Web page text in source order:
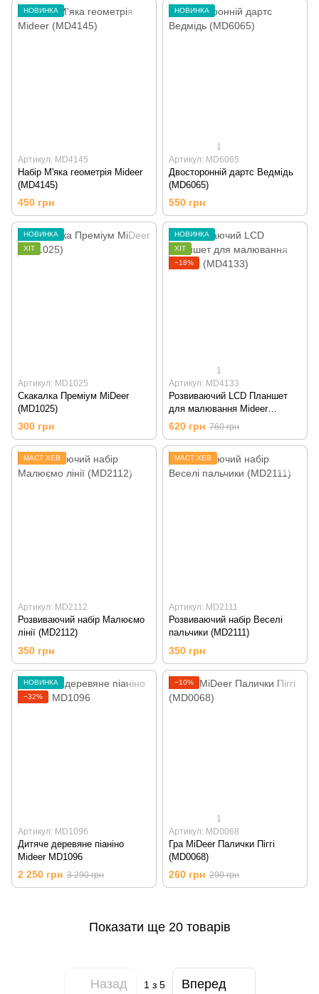
НОВИНКА
Артикул: MD4145
Набір М'яка геометрія Mideer
(MD4145)
450 грн
НОВИНКА
1
Артикул: MD6065
Двосторонній дартс Ведмідь
(MD6065)
550 грн
НОВИНКА
ХІТ
Артикул: MD1025
Скакалка Преміум MiDeer
(MD1025)
300 грн
НОВИНКА
ХІТ
−18%
1
Артикул: MD4133
Розвиваючий LCD Планшет
для малювання Mideer
(MD4133)
620 грн 760 грн
МАСТ ХЕВ
Артикул: MD2112
Розвиваючий набір Малюємо
лінії (MD2112)
350 грн
МАСТ ХЕВ
Артикул: MD2111
Розвиваючий набір Веселі
пальчики (MD2111)
350 грн
НОВИНКА
−32%
Артикул: MD1096
Дитяче деревяне піаніно
Mideer MD1096
2 250 грн 3 290 грн
−10%
1
Артикул: MD0068
Гра MiDeer Палички Піггі
(MD0068)
260 грн 290 грн
Показати ще 20 товарів
Назад 1 з 5 Вперед